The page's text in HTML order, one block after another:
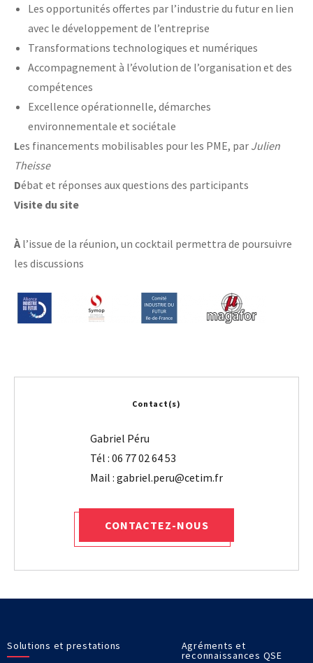
Les opportunités offertes par l’industrie du futur en lien
avec le développement de l’entreprise
Transformations technologiques et numériques
Accompagnement à l’évolution de l’organisation et des
compétences
Excellence opérationnelle, démarches
environnementale et sociétale
Les financements mobilisables pour les PME, par Julien
Theisse
Débat et réponses aux questions des participants
Visite du site
À l’issue de la réunion, un cocktail permettra de poursuivre
les discussions
Contact(s)
Gabriel Péru
Tél : 06 77 02 64 53
CONTACTEZ-NOUS
Solutions et prestations
Agréments et
reconnaissances QSE